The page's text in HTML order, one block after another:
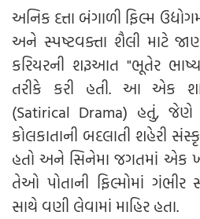
અનિક દત્તા બંગાળી ફિલ્મ
અને સ્પષ્ટવક્તા શૈલી માટે
કરિયરની શરૂઆત "ભૂતેર
તરીકે કરી હતી. આ એક
(Satirical Drama) હતું,
કોલકાતાની બદલાતી શહેરી
હતો અને સિનેમા જગતમાં એક
તેઓ પોતાની ફિલ્મોમાં ગંભીર
સાથે વણી લેવામાં માહિર હતા.